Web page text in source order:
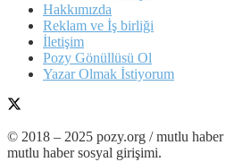
Hakkımızda
Reklam ve İş birliği
İletişim
Pozy Gönüllüsü Ol
Yazar Olmak İstiyorum
© 2018 – 2025 pozy.org / mutlu
mutlu haber sosyal girişimi.